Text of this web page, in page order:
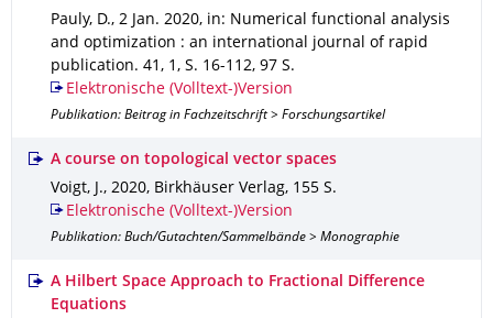
Pauly, D., 2 Jan. 2020, in: Numerical functional analysis
and optimization : an international journal of rapid
publication. 41 , 1 , S. 16-112, 97 S.
Elektronische (Volltext-)Version
Publikation: Beitrag in Fachzeitschrift > Forschungsartikel
A course on topological vector spaces
Voigt, J., 2020, Birkhäuser Verlag, 155 S.
Elektronische (Volltext-)Version
Publikation: Buch/Gutachten/Sammelbände > Monographie
A Hilbert Space Approach to Fractional Difference
Equations